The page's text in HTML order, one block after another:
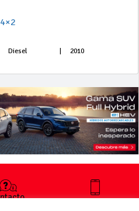
Diesel 2010
+34 627 35